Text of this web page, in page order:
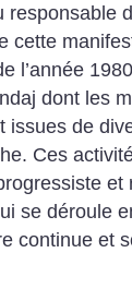
responsable
cette
l’année
dont les
issues de
Ces
et
se déroule
continue et